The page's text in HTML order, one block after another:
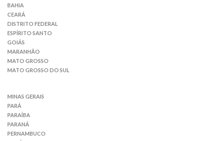
BAHIA
CEARÁ
DISTRITO FEDERAL
ESPÍRITO SANTO
GOIÁS
MARANHÃO
MATO GROSSO
MATO GROSSO DO SUL
MINAS GERAIS
PARÁ
PARAÍBA
PARANÁ
PERNAMBUCO